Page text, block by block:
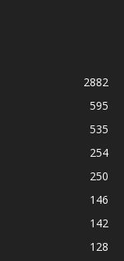
2882
595
535
254
250
146
142
128